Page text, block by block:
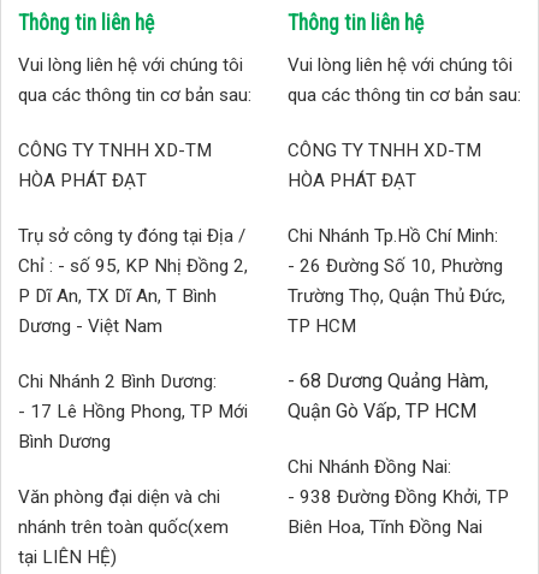
Thông tin liên hệ
Vui lòng liên hệ với chúng tôi
qua các thông tin cơ bản sau:
CÔNG TY TNHH XD-TM
HÒA PHÁT ĐẠT
Trụ sở công ty đóng tại Địa /
Chỉ : - số 95, KP Nhị Đồng 2,
P Dĩ An, TX Dĩ An, T Bình
Dương - Việt Nam
Chi Nhánh 2 Bình Dương:
- 17 Lê Hồng Phong, TP Mới
Bình Dương
Văn phòng đại diện và chi
nhánh trên toàn quốc(xem
tại LIÊN HỆ)
Thông tin liên hệ
Vui lòng liên hệ với chúng tôi
qua các thông tin cơ bản sau:
CÔNG TY TNHH XD-TM
HÒA PHÁT ĐẠT
Chi Nhánh Tp.Hồ Chí Minh:
- 26 Đường Số 10, Phường
Trường Thọ, Quận Thủ Đức,
TP HCM
- 68 Dương Quảng Hàm,
Quận Gò Vấp, TP HCM
Chi Nhánh Đồng Nai:
- 938 Đường Đồng Khởi, TP
Biên Hoa, Tĩnh Đồng Nai